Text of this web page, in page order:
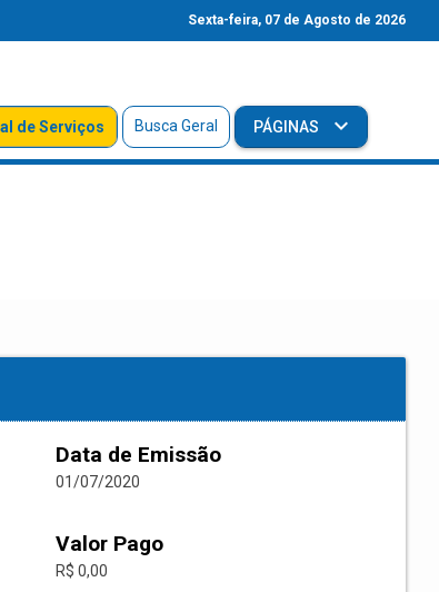
Sexta-feira, 07 de Agosto de 2026
de Serviços Busca Geral PÁGINAS
Data de Emissão
01/07/2020
Valor Pago
R$ 0,00